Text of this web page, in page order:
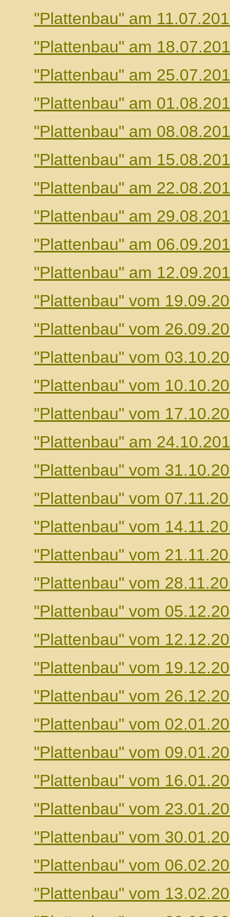
"Plattenbau" am
"Plattenbau" am
"Plattenbau" am
"Plattenbau" am
"Plattenbau" am
"Plattenbau" am
"Plattenbau" am
"Plattenbau" am
"Plattenbau" am
"Plattenbau" am
"Plattenbau" vom
"Plattenbau" vom
"Plattenbau" vom
"Plattenbau" vom
"Plattenbau" vom
"Plattenbau" am
"Plattenbau" vom
"Plattenbau" vom
"Plattenbau" vom
"Plattenbau" vom
"Plattenbau" vom
"Plattenbau" vom
"Plattenbau" vom
"Plattenbau" vom
"Plattenbau" vom
"Plattenbau" vom
"Plattenbau" vom
"Plattenbau" vom
"Plattenbau" vom
"Plattenbau" vom
"Plattenbau" vom
"Plattenbau" vom